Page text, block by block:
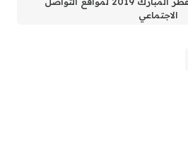
الاجتماعي